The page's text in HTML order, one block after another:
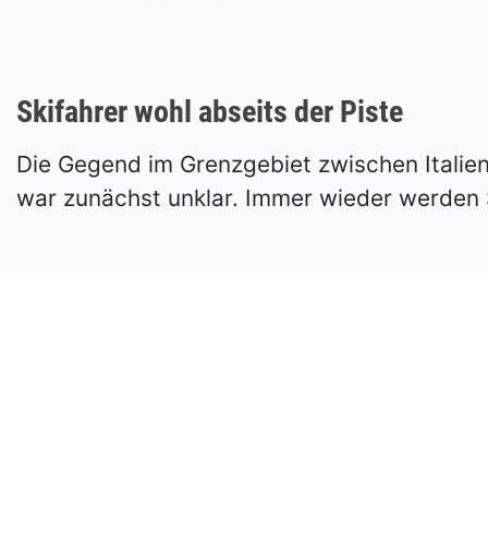
Skifahrer wohl abseits der Piste
Die Gegend im Grenzgebiet zwischen
war zunächst unklar. Immer wieder